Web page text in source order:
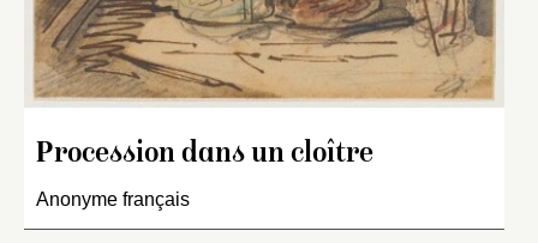
Procession dans un cloître
Anonyme français